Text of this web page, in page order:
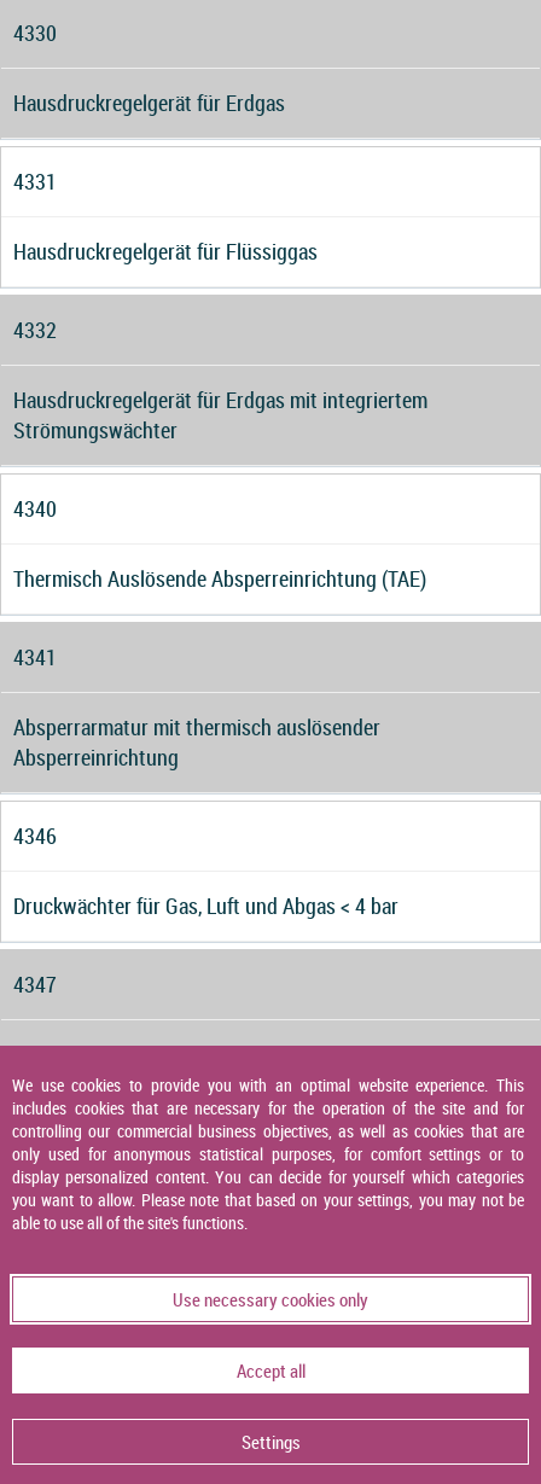
4330
Hausdruckregelgerät für Erdgas
4331
Hausdruckregelgerät für Flüssiggas
4332
Hausdruckregelgerät für Erdgas mit integriertem
Strömungswächter
4340
Thermisch Auslösende Absperreinrichtung (TAE)
4341
Absperrarmatur mit thermisch auslösender
Absperreinrichtung
4346
Druckwächter für Gas, Luft und Abgas < 4 bar
4347
Druckwächter für Gas, Luft und Abgas
4348
Druckaufnehmer
4349
Temperaturaufnehmer
4356
We use cookies to provide you with an optimal website experience. This
includes cookies that are necessary for the operation of the site and for
controlling our commercial business objectives, as well as cookies that are
only used for anonymous statistical purposes, for comfort settings or to
display personalized content. You can decide for yourself which categories
you want to allow. Please note that based on your settings, you may not be
able to use all of the site's functions.
Use necessary cookies only
Accept all
Settings